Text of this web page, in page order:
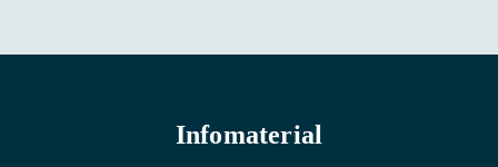
Infomaterial